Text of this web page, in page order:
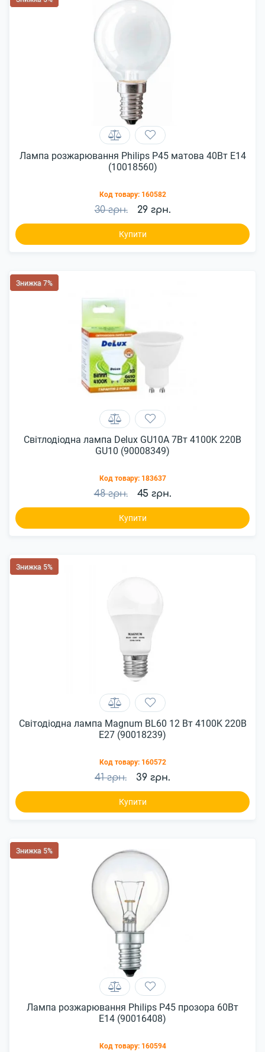
Лампа розжарювання Philips P45 матова 40Вт Е14
(10018560)
Код товару: 160582
30 грн. 29 грн.
Купити
Знижка 7%
Світлодіодна лампа Delux GU10A 7Вт 4100K 220В
GU10 (90008349)
Код товару: 183637
48 грн. 45 грн.
Купити
Знижка 5%
Світодіодна лампа Magnum BL60 12 Вт 4100K 220В
E27 (90018239)
Код товару: 160572
41 грн. 39 грн.
Купити
Знижка 5%
Лампа розжарювання Philips P45 прозора 60Вт
Е14 (90016408)
Код товару: 160594